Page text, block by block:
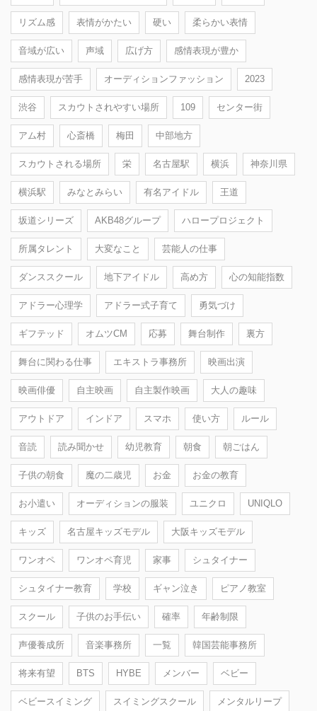
リズム感 表情がかたい 硬い 柔らかい表情
音域が広い 声域 広げ方 感情表現が豊か
感情表現が苦手 オーディションファッション 2023
渋谷 スカウトされやすい場所 109 センター街
アム村 心斎橋 梅田 中部地方
スカウトされる場所 栄 名古屋駅 横浜 神奈川県
横浜駅 みなとみらい 有名アイドル 王道
坂道シリーズ AKB48グループ ハロープロジェクト
所属タレント 大変なこと 芸能人の仕事
ダンススクール 地下アイドル 高め方 心の知能指数
アドラー心理学 アドラー式子育て 勇気づけ
ギフテッド オムツCM 応募 舞台制作 裏方
舞台に関わる仕事 エキストラ事務所 映画出演
映画俳優 自主映画 自主製作映画 大人の趣味
アウトドア インドア スマホ 使い方 ルール
音読 読み聞かせ 幼児教育 朝食 朝ごはん
子供の朝食 魔の二歳児 お金 お金の教育
お小遣い オーディションの服装 ユニクロ UNIQLO
キッズ 名古屋キッズモデル 大阪キッズモデル
ワンオペ ワンオペ育児 家事 シュタイナー
シュタイナー教育 学校 ギャン泣き ピアノ教室
スクール 子供のお手伝い 確率 年齢制限
声優養成所 音楽事務所 一覧 韓国芸能事務所
将来有望 BTS HYBE メンバー ベビー
ベビースイミング スイミングスクール メンタルリープ